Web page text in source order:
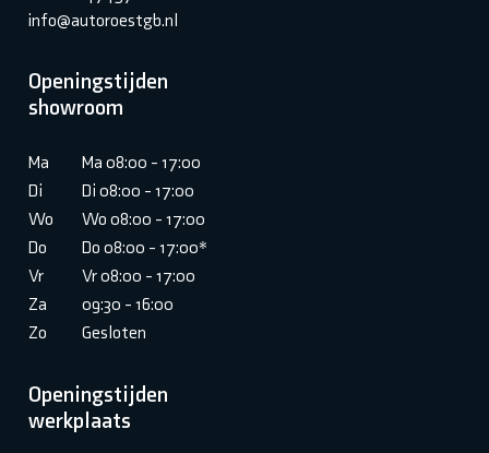
info@autoroestgb.nl
Openingstijden
showroom
Ma
Ma 08:00 - 17:00
Di
Di 08:00 - 17:00
Wo
Wo 08:00 - 17:00
Do
Do 08:00 - 17:00*
Vr
Vr 08:00 - 17:00
Za
09:30 - 16:00
Zo
Gesloten
Openingstijden
werkplaats